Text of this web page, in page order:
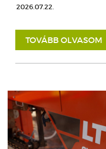
2026.07.22.
TOVÁBB OLVASOM